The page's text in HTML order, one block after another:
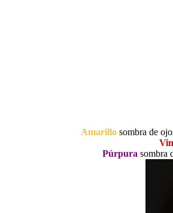
Amarillo sombra de
Púrpura sombra